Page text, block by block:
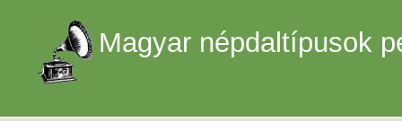
Magyar népdaltípusok